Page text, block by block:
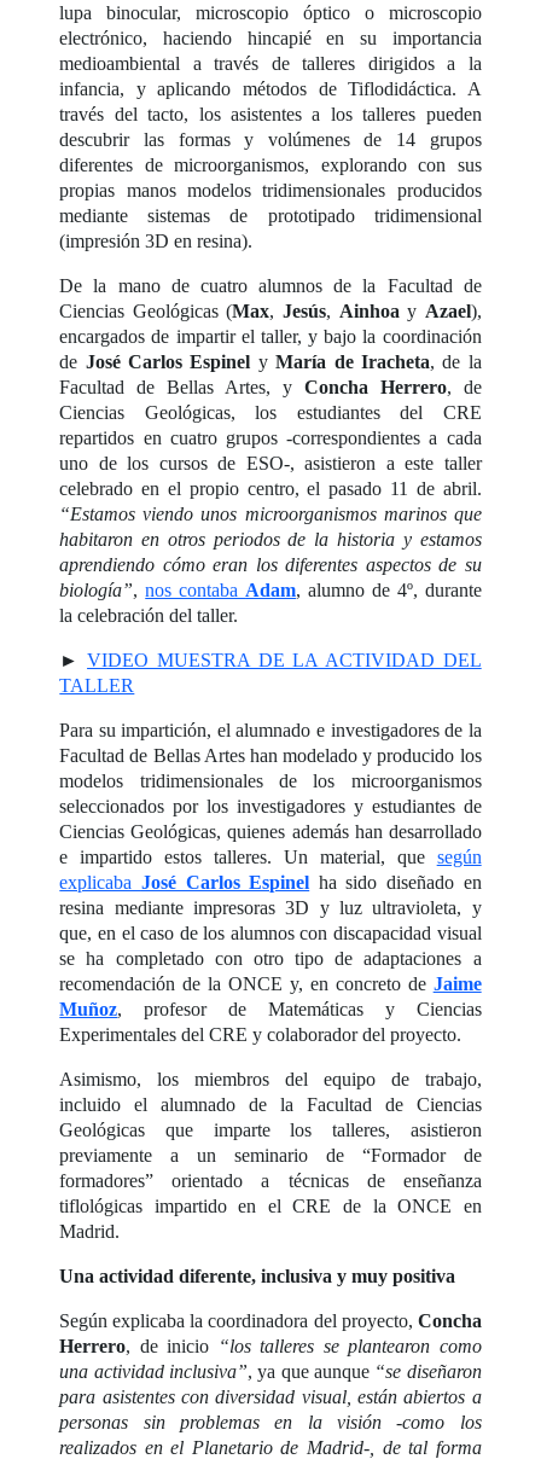
lupa binocular, microscopio óptico o microscopio
electrónico, haciendo hincapié en su importancia
medioambiental a través de talleres dirigidos a la
infancia, y aplicando métodos de Tiflodidáctica. A
través del tacto, los asistentes a los talleres pueden
descubrir las formas y volúmenes de 14 grupos
diferentes de microorganismos, explorando con sus
propias manos modelos tridimensionales producidos
mediante sistemas de prototipado tridimensional
(impresión 3D en resina).
De la mano de cuatro alumnos de la Facultad de
Ciencias Geológicas (Max, Jesús, Ainhoay Azael),
encargados de impartir el taller, y bajo la coordinación
de José Carlos Espinel yMaría de Iracheta, de la
Facultad de Bellas Artes, y Concha Herrero, de
Ciencias Geológicas, los estudiantes del CRE
repartidos en cuatro grupos -correspondientes a cada
uno de los cursos de ESO-, asistieron a este taller
celebrado en el propio centro, el pasado 11 de abril.
“Estamos viendo unos microorganismos marinos que
habitaron en otros periodos de la historia y estamos
aprendiendo cómo eran los diferentes aspectos de su
biología”,nos contabaAdam, alumno de 4º, durante
la celebración del taller.
►VIDEO MUESTRA DE LA ACTIVIDAD DEL
TALLER
Para su impartición, el alumnado e investigadores de la
Facultad de Bellas Artes han modelado y producido los
modelos tridimensionales de los microorganismos
seleccionados por los investigadores y estudiantes de
Ciencias Geológicas, quienes además han desarrollado
e impartido estos talleres. Un material, que según
explicaba José Carlos Espinel ha sido diseñado en
resina mediante impresoras 3D y luz ultravioleta, y
que, en el caso de los alumnos con discapacidad visual
se ha completado con otro tipo de adaptaciones a
recomendación de la ONCE y, en concreto de Jaime
Muñoz, profesor de Matemáticas y Ciencias
Experimentales del CRE y colaborador del proyecto.
Asimismo, los miembros del equipo de trabajo,
incluido el alumnado de la Facultad de Ciencias
Geológicas que imparte los talleres, asistieron
previamente a un seminario de “Formador de
formadores” orientado a técnicas de enseñanza
tiflológicas impartido en el CRE de la ONCE en
Madrid.
Una actividad diferente, inclusiva y muy positiva
Según explicaba la coordinadora del proyecto, Concha
Herrero, de inicio “los talleres se plantearon como
una actividad inclusiva”, ya que aunque “se diseñaron
para asistentes con diversidad visual, están abiertos a
personas sin problemas en la visión -como los
realizados en el Planetario de Madrid-, de tal forma